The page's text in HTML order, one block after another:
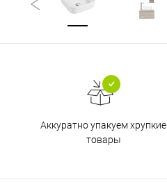
Аккуратно упакуем хрупкие
товары